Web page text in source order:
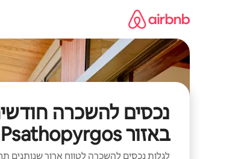
נכסים להשכרה
באזור Psathopyrgos
לגלות נכסים להשכרה לטווח ארוך שנותנים